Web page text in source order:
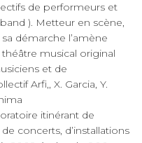
de performeurs et
). Metteur en scène,
démarche l’amène
théâtre musical original
et de
Arfi,, X. Garcia, Y.
itinérant de
concerts, d’installations